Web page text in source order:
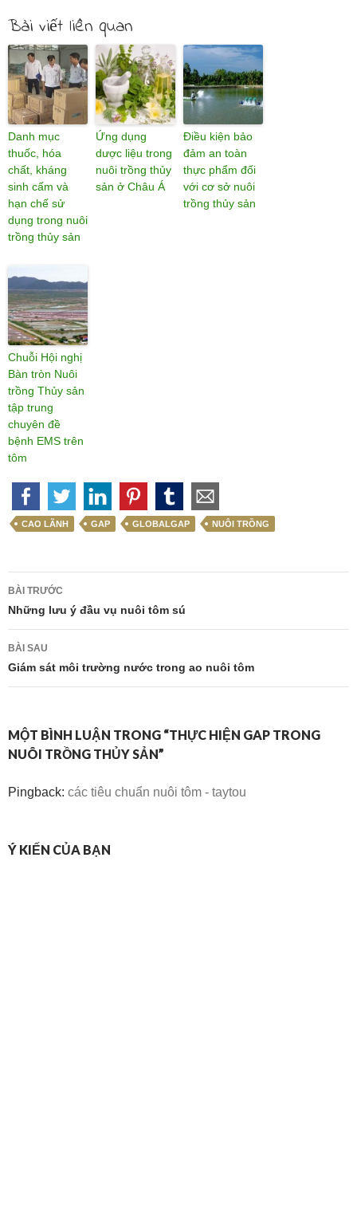
Bài viết liên quan
Danh mục
thuốc, hóa
chất, kháng
sinh cấm và
hạn chế sử
dụng trong nuôi
trồng thủy sản
Ứng dụng
dược liệu trong
nuôi trồng thủy
sản ở Châu Á
Điều kiện bảo
đảm an toàn
thực phẩm đối
với cơ sở nuôi
trồng thủy sản
Chuỗi Hội nghị
Bàn tròn Nuôi
trồng Thủy sản
tập trung
chuyên đề
bệnh EMS trên
tôm
CAO LÃNH GAP GLOBALGAP NUÔI TRỒNG
Điều
hướng
bài
viết
BÀI TRƯỚC
Những lưu ý đầu vụ nuôi tôm sú
BÀI SAU
Giám sát môi trường nước trong ao nuôi tôm
MỘT BÌNH LUẬN TRONG “THỰC HIỆN GAP TRONG
NUÔI TRỒNG THỦY SẢN”
Pingback: các tiêu chuẩn nuôi tôm - taytou
Ý KIẾN CỦA BẠN